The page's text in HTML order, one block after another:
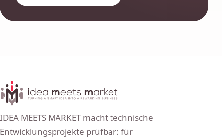
IDEA MEETS MARKET macht technische
Entwicklungsprojekte prüfbar: für